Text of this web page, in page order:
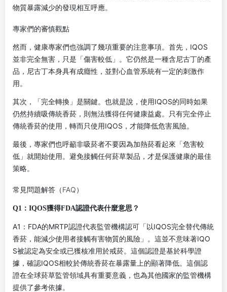
物質暴露減少的發現相互呼應。
專家們的審慎觀點
然而，健康專家們也強調了幾項重要的注意事項。首先，IQOS
並非完全無害，只是「傷害較低」。它仍然是一種含尼古丁的產
品，尼古丁本身具有成癮性，並對心血管系統有一定的刺激作
用。
其次，「完全轉換」是關鍵。也就是說，使用IQOS的同時如果
仍然持續吸傳統香菸，則無法獲得任何健康益處。只有完全停止
傳統香菸的使用，轉而只使用IQOS，才能降低危害風險。
最後，專家們也呼籲非吸菸者不要因為加熱菸看起來「危害較
低」就開始使用。避免接觸任何菸草製品，才是保護健康的最佳
策略。
常見問題解答（FAQ）
Q1：IQOS獲得FDA認證代表什麼意思？
A1：FDA的MRTP認證代表監管機構認可「以IQOS完全替代傳統
香菸，能減少使用者接觸有害物質的風險」。這並不意味著IQO
S被認定為安全或已獲核准用於戒菸。這個認證是基於科學證
據，確認IQOS相較於傳統香菸在暴露量上的顯著降低。這個認
證在全球菸草監管領域具有重要意義，也為其他國家的監管機構
提供了參考依據。